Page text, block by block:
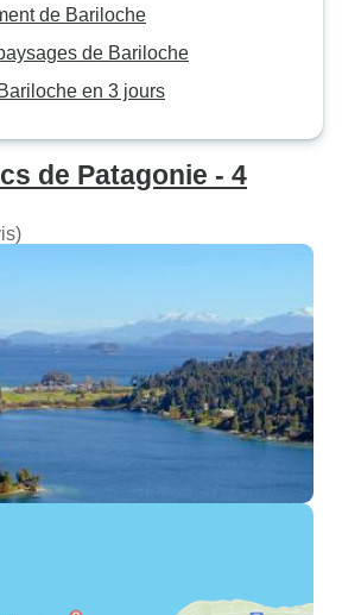
de Bariloche
de Bariloche
en 3 jours
de Patagonie - 4